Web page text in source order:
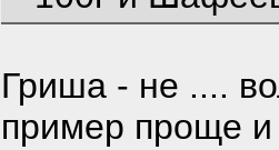
Гриша - не ....
пример проще